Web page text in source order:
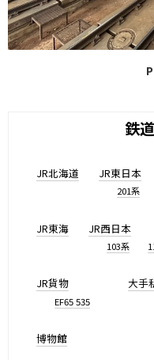
鉄
JR北海道 JR東日本
201系
JR東海 JR西日本
103系
JR貨物
EF65 535
大手
博物館